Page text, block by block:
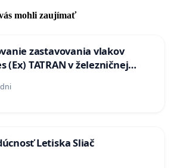
mohli zaujímať
zastavovania vlakov
(Ex) TATRAN v železničnej
Letiska Sliač